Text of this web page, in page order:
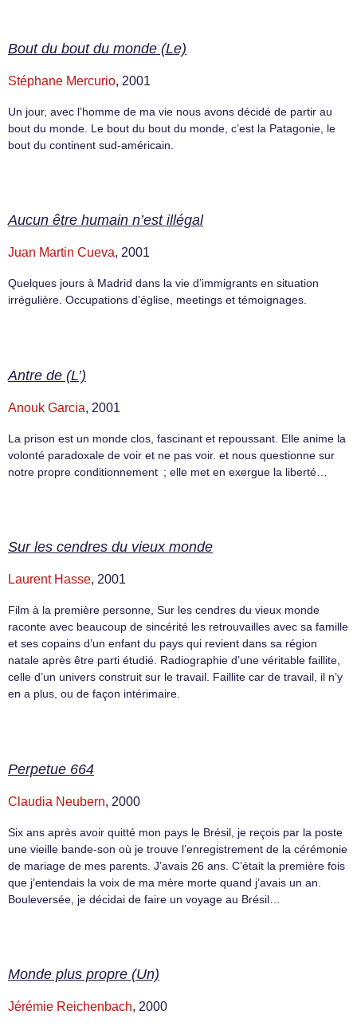
Bout du bout du monde (Le)
Stéphane Mercurio, 2001
Un jour, avec l’homme de ma vie nous avons décidé de partir au
bout du monde. Le bout du bout du monde, c’est la Patagonie, le
bout du continent sud-américain.
Aucun être humain n’est illégal
Juan Martin Cueva, 2001
Quelques jours à Madrid dans la vie d’immigrants en situation
irrégulière. Occupations d’église, meetings et témoignages.
Antre de (L’)
Anouk Garcia, 2001
La prison est un monde clos, fascinant et repoussant. Elle anime la
volonté paradoxale de voir et ne pas voir. et nous questionne sur
notre propre conditionnement ; elle met en exergue la liberté…
Sur les cendres du vieux monde
Laurent Hasse, 2001
Film à la première personne, Sur les cendres du vieux monde
raconte avec beaucoup de sincérité les retrouvailles avec sa famille
et ses copains d’un enfant du pays qui revient dans sa région
natale après être parti étudié. Radiographie d’une véritable faillite,
celle d’un univers construit sur le travail. Faillite car de travail, il n’y
en a plus, ou de façon intérimaire.
Perpetue 664
Claudia Neubern, 2000
Six ans après avoir quitté mon pays le Brésil, je reçois par la poste
une vieille bande-son où je trouve l’enregistrement de la cérémonie
de mariage de mes parents. J’avais 26 ans. C’était la première fois
que j’entendais la voix de ma mère morte quand j’avais un an.
Bouleversée, je décidai de faire un voyage au Brésil…
Monde plus propre (Un)
Jérémie Reichenbach, 2000